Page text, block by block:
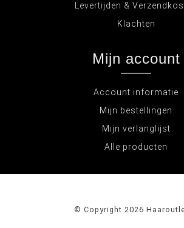
Levertijden &
Klachten
Mijn account
Account informatie
Mijn bestellingen
Mijn verlanglijst
Alle producten
© Copyright 2026